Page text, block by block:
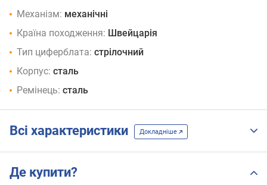
Механізм: механічні
Країна походження: Швейцарія
Тип циферблата: стрілочний
Корпус: сталь
Ремінець: сталь
Всі характеристики Докладніше
Де купити?